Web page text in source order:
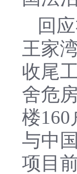
回
王家
收尾
舍危
楼
与中
项目